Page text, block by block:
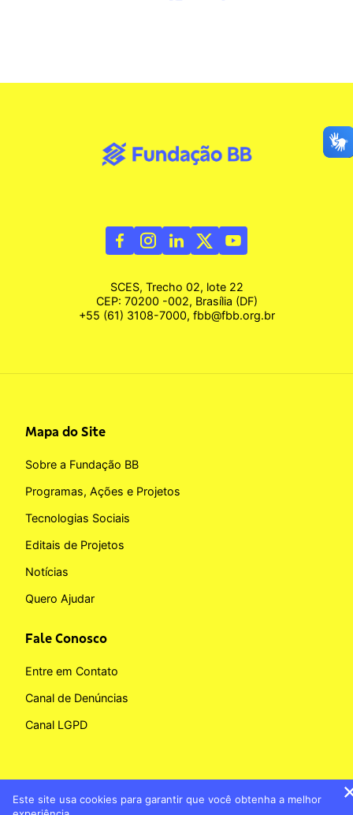
SCES, Trecho 02, lote 22
CEP: 70200 -002, Brasília (DF)
+55 (61) 3108-7000, fbb@fbb.org.br
Mapa do Site
Sobre a Fundação BB
Programas, Ações e Projetos
Tecnologias Sociais
Editais de Projetos
Notícias
Quero Ajudar
Fale Conosco
Entre em Contato
Canal de Denúncias
Canal LGPD
Este site usa cookies para garantir que você obtenha a melhor